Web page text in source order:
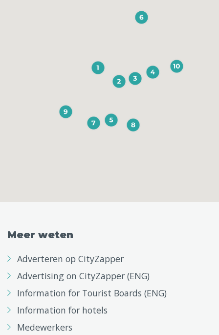
Meer weten
Adverteren op CityZapper
Advertising on CityZapper (ENG)
Information for Tourist Boards (ENG)
Information for hotels
Medewerkers